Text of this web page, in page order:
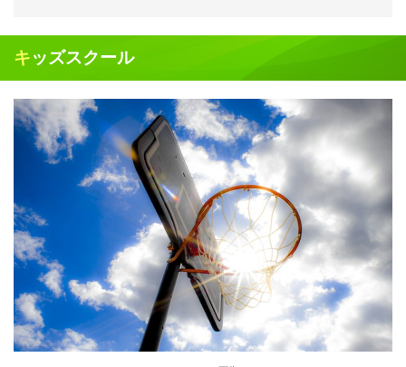
キッズスクール